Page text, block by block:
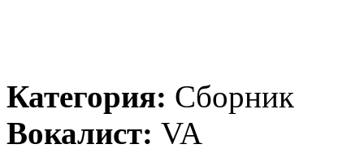
Категория: Сборник
Вокалист: VA